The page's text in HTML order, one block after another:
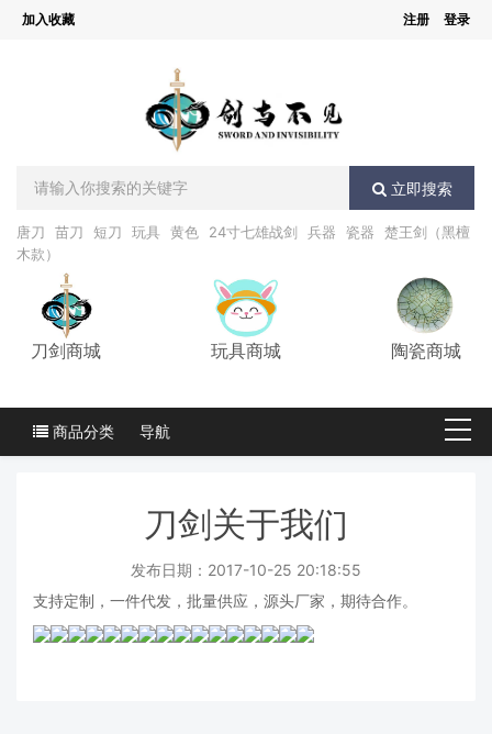
加入收藏 注册 登录
立即搜索
唐刀 苗刀 短刀 玩具 黄色 24寸七雄战剑 兵器 瓷器
楚王剑（黑檀
木款）
刀剑商城 玩具商城 陶瓷商城
商品分类 导航
刀剑关于我们
发布日期：2017-10-25 20:18:55
支持定制，一件代发，批量供应，源头厂家，期待合作。